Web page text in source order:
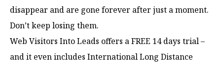
disappear and are gone forever after just a moment.
Don’t keep losing them.
Web Visitors Into Leads offers a FREE 14 days trial –
and it even includes International Long Distance